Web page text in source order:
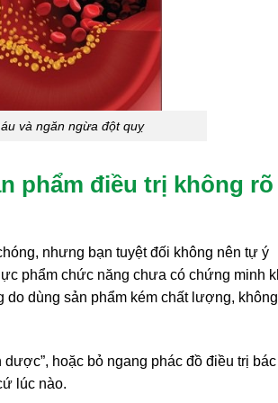
và ngăn ngừa đột quỵ
phẩm điều trị không rõ
nhưng bạn tuyệt đối không nên tự ý
phẩm chức năng chưa có chứng minh
dùng sản phẩm kém chất lượng,
hoặc bỏ ngang phác đồ điều trị bác
lúc nào.